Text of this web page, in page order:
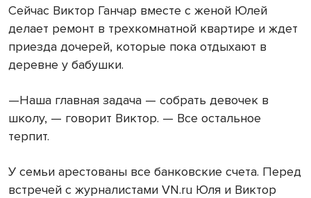
Сейчас Виктор Ганчар вместе с женой Юлей
делает ремонт в трехкомнатной квартире и ждет
приезда дочерей, которые пока отдыхают в
деревне у бабушки.
—Наша главная задача — собрать девочек в
школу, — говорит Виктор. — Все остальное
терпит.
У семьи арестованы все банковские счета. Перед
встречей с журналистами VN.ru Юля и Виктор